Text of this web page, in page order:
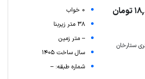
0 خواب
38 متر زیربنا
-- متر زمین
سال ساخت 1405
شماره طبقه: --